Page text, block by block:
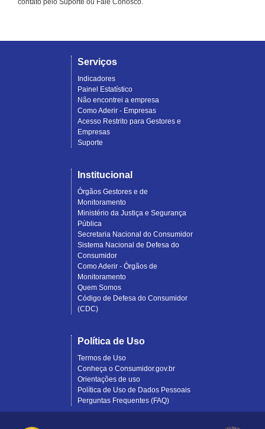
contato pelo Suporte ou Fale Conosco.
Serviços
Indicadores
Painel Estatístico
Não encontrei a empresa
Como Aderir - Empresas
Acesso Restrito para Gestores e
Empresas
Suporte
Institucional
Órgãos Gestores e de
Monitoramento
Ministério da Justiça e Segurança
Pública
Secretaria Nacional do Consumidor
Sistema Nacional de Defesa do
Consumidor
Como Aderir - Órgãos de
Monitoramento
Quem Somos
Código de Defesa do Consumidor
(CDC)
Política de Uso
Termos de Uso
Conheça o Consumidor.gov.br
Orientações de uso
Política de Uso de Dados Pessoais
Perguntas Frequentes (FAQ)